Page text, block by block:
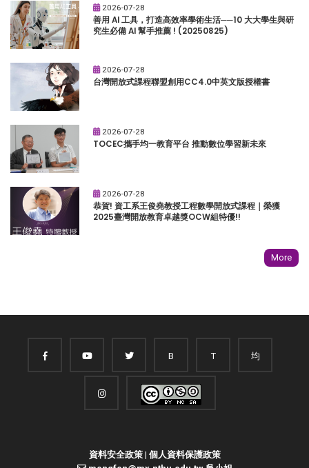
2026-07-28
善用 AI 工具，打造高效率學術生活──10 大大學生與研
究生必備 AI 幫手推薦 ! (20250825)
2026-07-28
台灣開放式課程聯盟創用CC4.0中英文版授權書
2026-07-28
TOCEC攜手均一教育平台 推動數位學習新未來
2026-07-28
恭賀! 資工系王俊堯教授工程數學開放式課程｜榮獲
2025臺灣開放教育卓越獎OCW組特優!!
More
B T 均
資料安全政策| 個人資料保護政策